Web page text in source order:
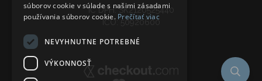
IČ DPH: SK2120525440
IČO: 50920600
súborov cookie v súlade s našimi zásadami
používania súborov cookie. Prečítať viac
NEVYHNUTNE POTREBNÉ
VÝKONNOSŤ